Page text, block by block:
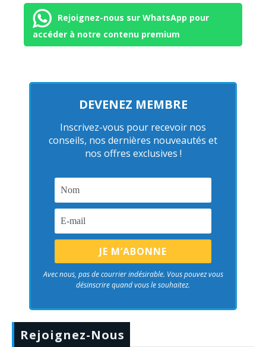
Rejoignez-nous sur WhatsApp pour
accéder à notre contenu premium
DEVENEZ MEMBRE
Inscrivez-vous pour recevoir nos
conseils, nos dernières nouveautés et
nos offres exclusives !
Avec nous, pas de courrier indésirable. Vous pouvez vous
désinscrire quand vous le souhaitez.
Rejoignez-Nous